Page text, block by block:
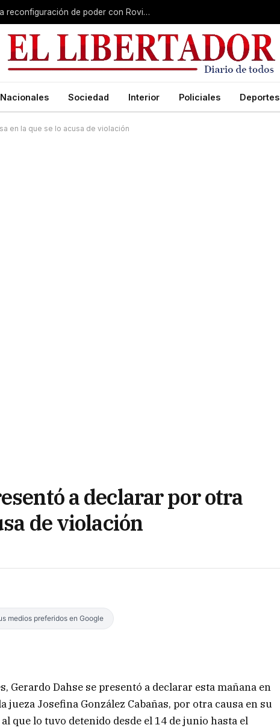
Misiones gana peso nacional en plena reconfiguración de poder con Rovira afuera
Nacionales Sociedad Interior Policiales Deportes
en la que se lo acusa de violación
a declarar por otra
de violación
medios preferidos en Google
Gerardo Dahse se presentó a declarar esta mañana en
jueza Josefina González Cabañas, por otra causa en su
que lo tuvo detenido desde el 14 de junio hasta el